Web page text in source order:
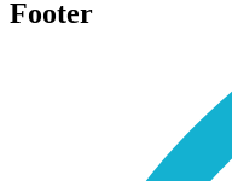
Footer